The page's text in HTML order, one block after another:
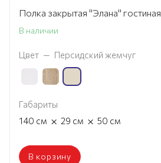
Полка закрытая "Элана" гостиная
В наличии
Цвет — Персидский жемчуг
Габариты
140 см × 29 см × 50 см
В корзину